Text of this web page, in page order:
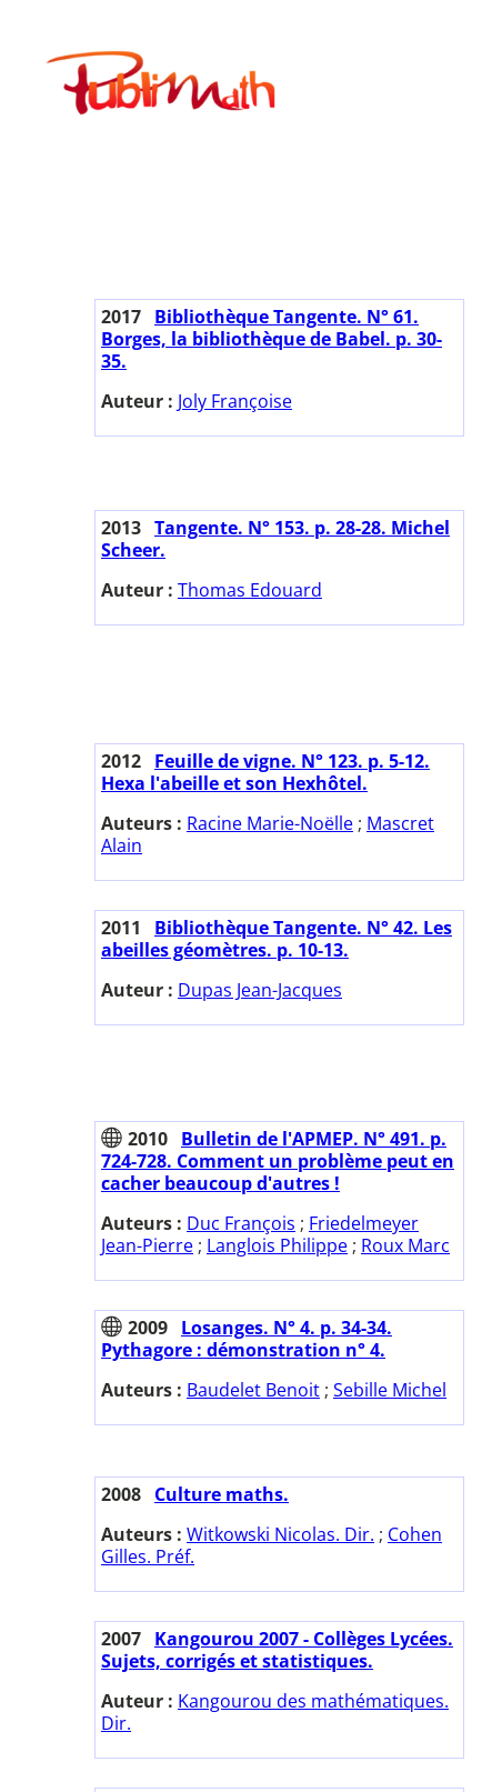
contenuPublimath
2017 Bibliothèque Tangente. N° 61.
Borges, la bibliothèque de Babel. p. 30-
35.
Auteur : Joly Françoise
2013 Tangente. N° 153. p. 28-28. Michel
Scheer.
Auteur : Thomas Edouard
2012 Feuille de vigne. N° 123. p. 5-12.
Hexa l'abeille et son Hexhôtel.
Auteurs : Racine Marie-Noëlle ; Mascret
Alain
2011
Bibliothèque Tangente. N° 42. Les
abeilles géomètres. p. 10-13.
Auteur : Dupas Jean-Jacques
2010 Bulletin de l'APMEP. N° 491. p.
724-728. Comment un problème peut en
cacher beaucoup d'autres !
Auteurs : Duc François ; Friedelmeyer
Jean-Pierre ; Langlois Philippe ; Roux Marc
2009 Losanges. N° 4. p. 34-34.
Pythagore : démonstration n° 4.
Auteurs : Baudelet Benoit ; Sebille Michel
2008 Culture maths.
Auteurs : Witkowski Nicolas. Dir. ; Cohen
Gilles. Préf.
2007 Kangourou 2007 - Collèges Lycées.
Sujets, corrigés et statistiques.
Auteur : Kangourou des mathématiques.
Dir.